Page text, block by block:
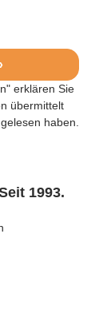
erklären Sie
übermittelt
gelesen haben.
1993.